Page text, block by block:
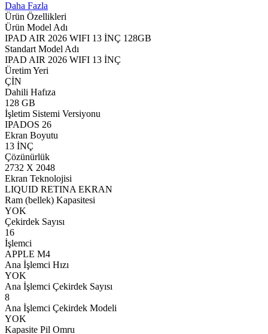
Daha Fazla
Ürün Özellikleri
Ürün Model Adı
IPAD AIR 2026 WIFI 13 İNÇ 128GB
Standart Model Adı
IPAD AIR 2026 WIFI 13 İNÇ
Üretim Yeri
ÇİN
Dahili Hafıza
128 GB
İşletim Sistemi Versiyonu
IPADOS 26
Ekran Boyutu
13 İNÇ
Çözünürlük
2732 X 2048
Ekran Teknolojisi
LIQUID RETINA EKRAN
Ram (bellek) Kapasitesi
YOK
Çekirdek Sayısı
16
İşlemci
APPLE M4
Ana İşlemci Hızı
YOK
Ana İşlemci Çekirdek Sayısı
8
Ana İşlemci Çekirdek Modeli
YOK
Kapasite Pil Omru